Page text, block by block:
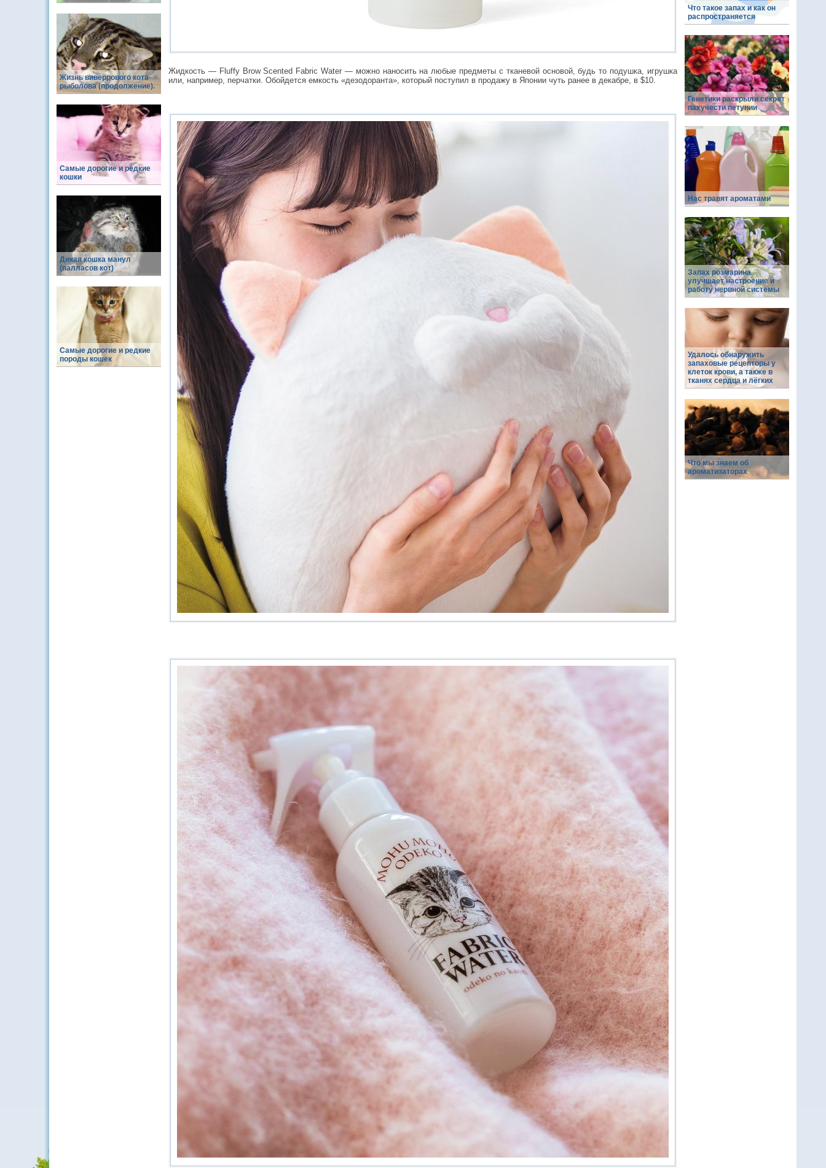
Жизнь виверрового кота-
рыболова (продолжение).
Самые дорогие и редкие
кошки
Дикая кошка манул
(палласов кот)
Самые дорогие и редкие
породы кошек
Жидкость — Fluffy Brow Scented Fabric Water — можно наносить на любые предметы с тканевой основой, будь то подушка, игрушка
или, например, перчатки. Обойдется емкость «дезодоранта», который поступил в продажу в Японии чуть ранее в декабре, в $10.
Что такое запах и как он
распространяется
Генетики раскрыли секрет
пахучести петунии
Нас травят ароматами
Запах розмарина
улучшает настроение и
работу нервной системы
Удалось обнаружить
запаховые рецепторы у
клеток крови, а также в
тканях сердца и лёгких
Что мы знаем об
ароматизаторах